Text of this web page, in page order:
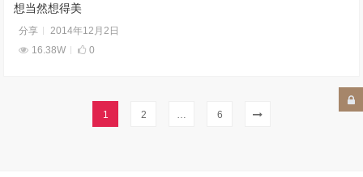
想当然想得美
分享
2014年12月2日
16.38W
0
1 2 6